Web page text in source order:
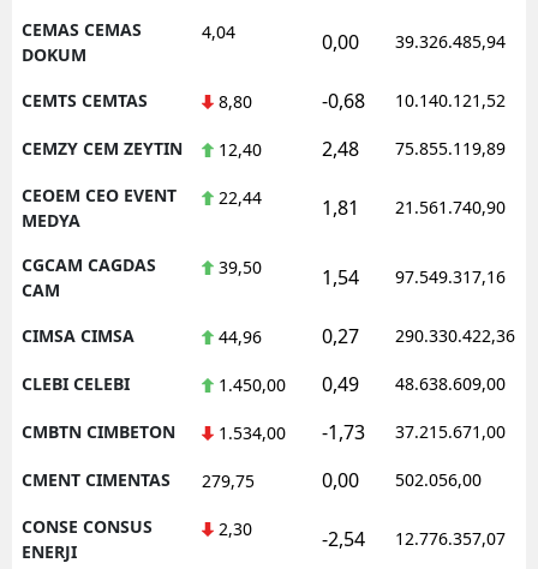
CEMAS CEMAS
DOKUM
4,04 0,00 39.326.485,94
CEMTS CEMTAS 8,80 -0,68 10.140.121,52
CEMZY CEM ZEYTIN 12,40 2,48 75.855.119,89
CEOEM CEO EVENT
MEDYA
22,44 1,81 21.561.740,90
CGCAM CAGDAS
CAM
39,50 1,54 97.549.317,16
CIMSA CIMSA 44,96 0,27 290.330.422,36
CLEBI CELEBI 1.450,00 0,49 48.638.609,00
CMBTN CIMBETON 1.534,00 -1,73 37.215.671,00
CMENT CIMENTAS 279,75 0,00 502.056,00
CONSE CONSUS
ENERJI
2,30 -2,54 12.776.357,07